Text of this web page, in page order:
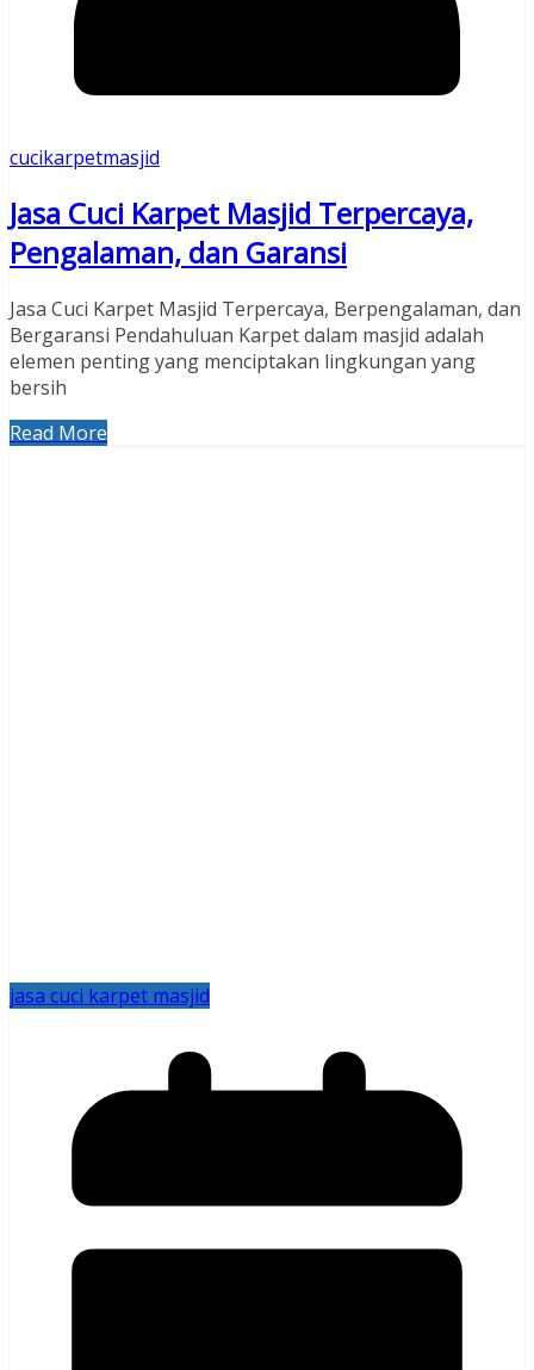
cucikarpetmasjid
Jasa Cuci Karpet Masjid Terpercaya,
Pengalaman, dan Garansi
Jasa Cuci Karpet Masjid Terpercaya, Berpengalaman, dan
Bergaransi Pendahuluan Karpet dalam masjid adalah
elemen penting yang menciptakan lingkungan yang
bersih
Read More
jasa cuci karpet masjid